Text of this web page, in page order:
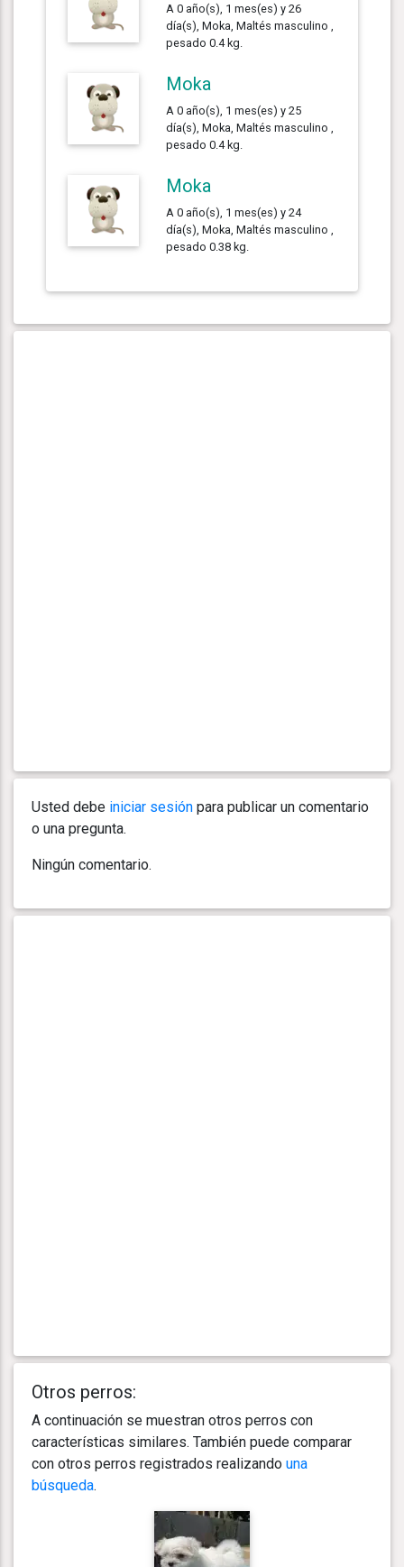
A 0 año(s), 1 mes(es) y 26
día(s), Moka, Maltés masculino ,
pesado 0.4 kg.
Moka
A 0 año(s), 1 mes(es) y 25
día(s), Moka, Maltés masculino ,
pesado 0.4 kg.
Moka
A 0 año(s), 1 mes(es) y 24
día(s), Moka, Maltés masculino ,
pesado 0.38 kg.
Usted debe iniciar sesión para publicar un comentario
o una pregunta.
Ningún comentario.
Otros perros:
A continuación se muestran otros perros con
características similares. También puede comparar
con otros perros registrados realizando una
búsqueda.